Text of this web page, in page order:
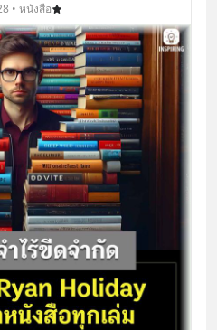
• หนังสือ